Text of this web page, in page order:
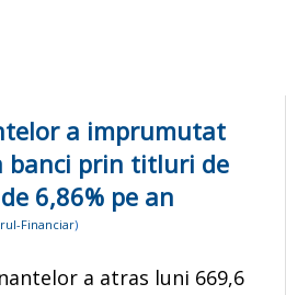
a imprumutat
banci prin titluri de
6,86% pe an
Financiar)
a atras luni 669,6